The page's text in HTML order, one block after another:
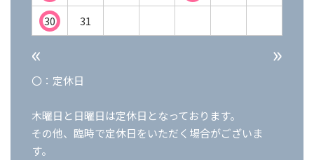
30
31
« »
〇：定休日
木曜日と日曜日は定休日となっております。
その他、臨時で定休日をいただく場合がございま
す。